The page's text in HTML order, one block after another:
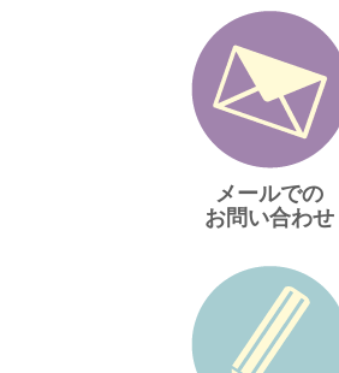
メールでの
お問い合わせ